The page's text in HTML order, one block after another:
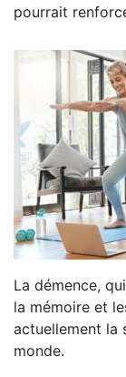
pourrait
La démence,
la mémoire et
actuellement la
monde.